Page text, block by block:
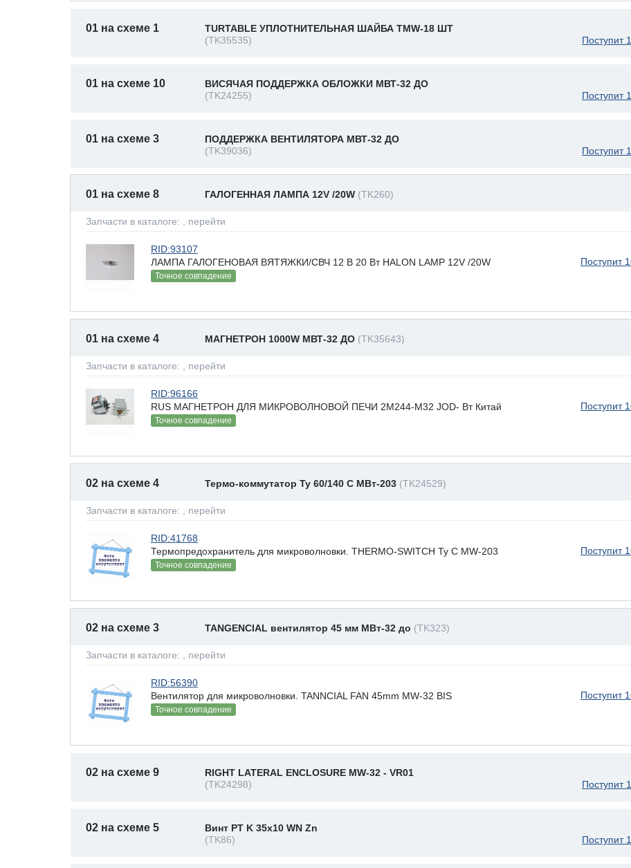
01 на схеме 1
TURTABLE УПЛОТНИТЕЛЬНАЯ ШАЙБА TMW-18 ШТ
(TK35535)
Поступит
01 на схеме 10
ВИСЯЧАЯ ПОДДЕРЖКА ОБЛОЖКИ МВТ-32 ДО
(TK24255)
Поступит
01 на схеме 3
ПОДДЕРЖКА ВЕНТИЛЯТОРА МВТ-32 ДО
(TK39036)
Поступит
01 на схеме 8 ГАЛОГЕННАЯ ЛАМПА 12V /20W (TK260)
Запчасти в каталоге: , перейти
RID:93107
ЛАМПА ГАЛОГЕНОВАЯ ВЯТЯЖКИ/СВЧ 12 В 20 Вт HALON LAMP 12V /20W
Точное совпадение
Поступит
01 на схеме 4 МАГНЕТРОН 1000W МВТ-32 ДО (TK35643)
Запчасти в каталоге: , перейти
RID:96166
RUS МАГНЕТРОН ДЛЯ МИКРОВОЛНОВОЙ ПЕЧИ 2M244-M32 JOD- Вт Китай
Точное совпадение
Поступит
02 на схеме 4 Термо-коммутатор Ty 60/140 C МВт-203 (TK24529)
Запчасти в каталоге: , перейти
RID:41768
Термопредохранитель для микроволновки. THERMO-SWITCH Ty C MW-203
Точное совпадение
Поступит
02 на схеме 3 TANGENCIAL вентилятор 45 мм МВт-32 до (TK323)
Запчасти в каталоге: , перейти
RID:56390
Вентилятор для микроволновки. TANNCIAL FAN 45mm MW-32 BIS
Точное совпадение
Поступит
02 на схеме 9
RIGHT LATERAL ENCLOSURE MW-32 - VR01
(TK24298)
Поступит
02 на схеме 5
Винт PT K 35x10 WN Zn
(TK86)
Поступит